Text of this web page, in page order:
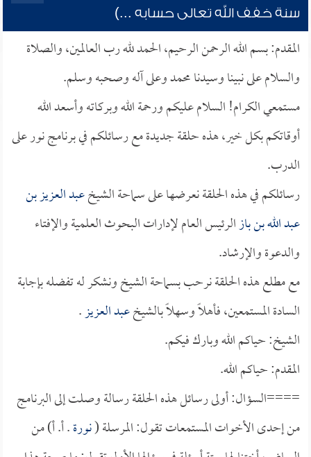
سنة خفف الله تعالى حسابه ...)
المقدم: بسم الله الرحمن الرحيم، الحمد لله رب العالمين، والصلاة
والسلام على نبينا وسيدنا محمد وعلى آله وصحبه وسلم.
مستمعي الكرام! السلام عليكم ورحمة الله وبركاته وأسعد الله
أوقاتكم بكل خير، هذه حلقة جديدة مع رسائلكم في برنامج نور على
الدرب.
رسائلكم في هذه الحلقة نعرضها على سماحة الشيخعبد العزيز بن
عبد الله بن بازالرئيس العام لإدارات البحوث العلمية والإفتاء
والدعوة والإرشاد.
مع مطلع هذه الحلقة نرحب بسماحة الشيخ ونشكر له تفضله بإجابة
السادة المستمعين، فأهلاً وسهلاً بالشيخعبد العزيز.
الشيخ: حياكم الله وبارك فيكم.
المقدم: حياكم الله.
====السؤال: أولى رسائل هذه الحلقة رسالة وصلت إلى البرنامج
من إحدى الأخوات المستمعات تقول: المرسلة (نورة. أ. أ) من